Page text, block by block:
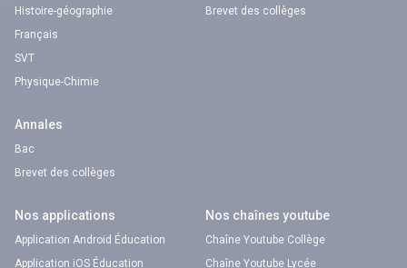
Histoire-géographie
Français
SVT
Physique-Chimie
Brevet des collèges
Annales
Bac
Brevet des collèges
Nos applications
Application Android Éducation
Application iOS Éducation
Nos chaînes youtube
Chaîne Youtube Collège
Chaîne Youtube Lycée